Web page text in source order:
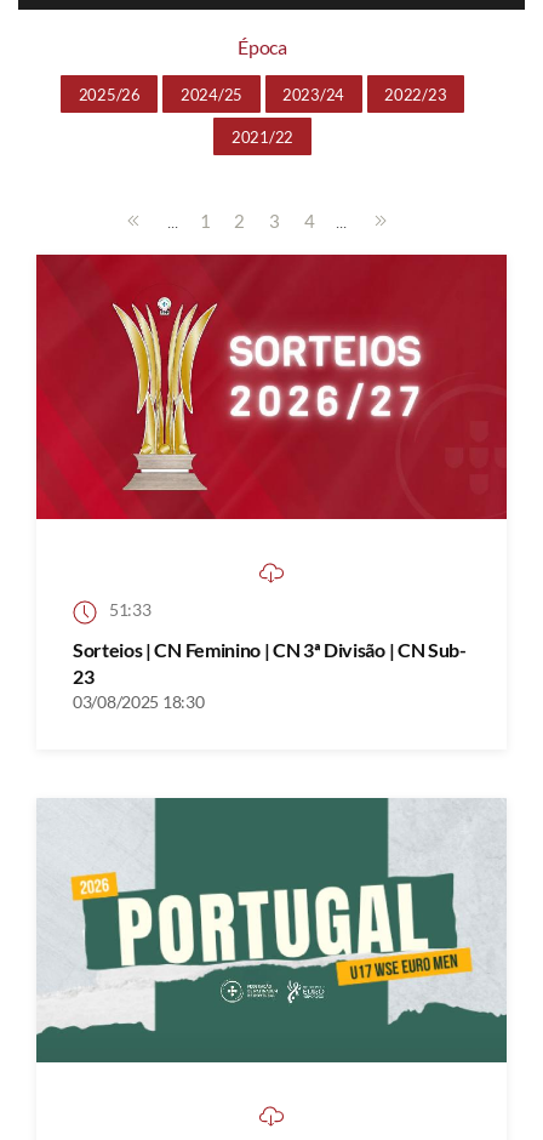
Época
2025/26 2024/25 2023/24 2022/23
2021/22
... 1 2 3 4 ...
51:33
Sorteios | CN Feminino | CN 3ª Divisão | CN Sub-
23
03/08/2025 18:30